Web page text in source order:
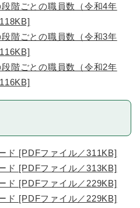
階ごとの職員数（令和4年
階ごとの職員数（令和3年
階ごとの職員数（令和2年
ド [PDFファイル／311KB]
ド [PDFファイル／313KB]
ド [PDFファイル／229KB]
ド [PDFファイル／229KB]